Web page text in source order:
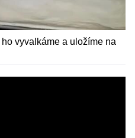
vyvalkáme a uložíme na